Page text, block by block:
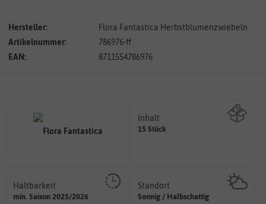
Hersteller:
Flora Fantastica Herbstblumenzwiebeln
Artikelnummer:
786976-ff
EAN:
8711554786976
Inhalt
15 StückWie viel ist enthalten
Haltbarkeit
min. Saison 2025/2026
und Pflanzgut sehr gut keimen
sollte.
Standort
Sonnig / Halbschattig
Pflanze? (schattig, halbschattig,
sonnig, vollsonnig)